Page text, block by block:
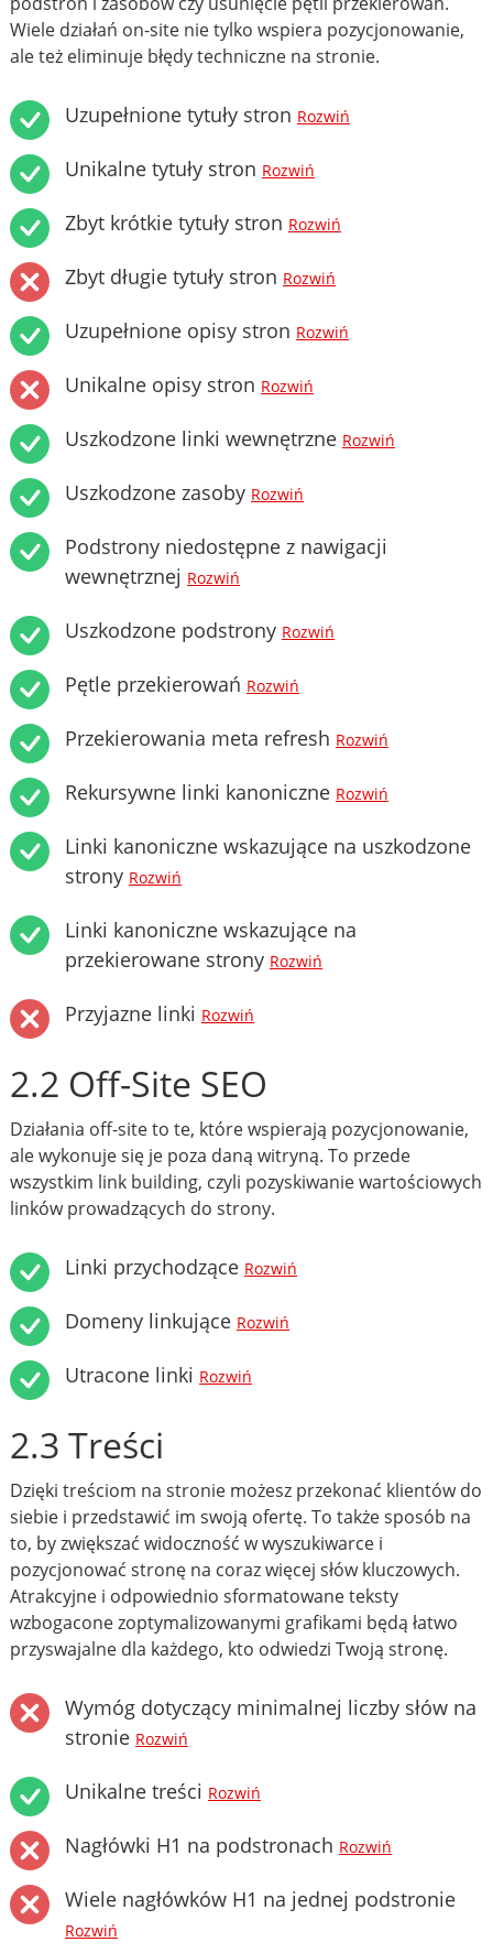
Wiele działań on-site nie tylko wspiera pozycjonowanie,
ale też eliminuje błędy techniczne na stronie.
Uzupełnione tytuły stron Rozwiń
Unikalne tytuły stron Rozwiń
Zbyt krótkie tytuły stron Rozwiń
Zbyt długie tytuły stron Rozwiń
Uzupełnione opisy stron Rozwiń
Unikalne opisy stron Rozwiń
Uszkodzone linki wewnętrzne Rozwiń
Uszkodzone zasoby Rozwiń
Podstrony niedostępne z nawigacji
wewnętrznej Rozwiń
Uszkodzone podstrony Rozwiń
Pętle przekierowań Rozwiń
Przekierowania meta refresh Rozwiń
Rekursywne linki kanoniczne Rozwiń
Linki kanoniczne wskazujące na uszkodzone
strony Rozwiń
Linki kanoniczne wskazujące na
przekierowane strony Rozwiń
Przyjazne linki Rozwiń
2.2 Off-Site SEO
Działania off-site to te, które wspierają pozycjonowanie,
ale wykonuje się je poza daną witryną. To przede
wszystkim link building, czyli pozyskiwanie wartościowych
linków prowadzących do strony.
Linki przychodzące Rozwiń
Domeny linkujące Rozwiń
Utracone linki Rozwiń
2.3 Treści
Dzięki treściom na stronie możesz przekonać klientów do
siebie i przedstawić im swoją ofertę. To także sposób na
to, by zwiększać widoczność w wyszukiwarce i
pozycjonować stronę na coraz więcej słów kluczowych.
Atrakcyjne i odpowiednio sformatowane teksty
wzbogacone zoptymalizowanymi grafikami będą łatwo
przyswajalne dla każdego, kto odwiedzi Twoją stronę.
Wymóg dotyczący minimalnej liczby słów na
stronie Rozwiń
Unikalne treści Rozwiń
Nagłówki H1 na podstronach Rozwiń
Wiele nagłówków H1 na jednej podstronie
Rozwiń